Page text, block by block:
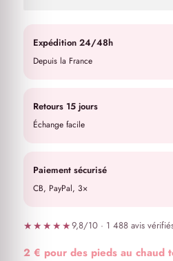
Expédition 24/48h
Depuis la France
Retours 15 jours
Échange facile
Paiement sécurisé
CB, PayPal, 3×
★★★★★9,8/10 · 1 488 avis
2 € pour des pieds au chaud